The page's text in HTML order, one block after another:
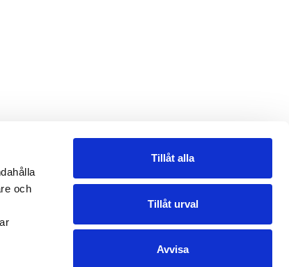
och
Tillåt alla
Tillåt urval
Avvisa